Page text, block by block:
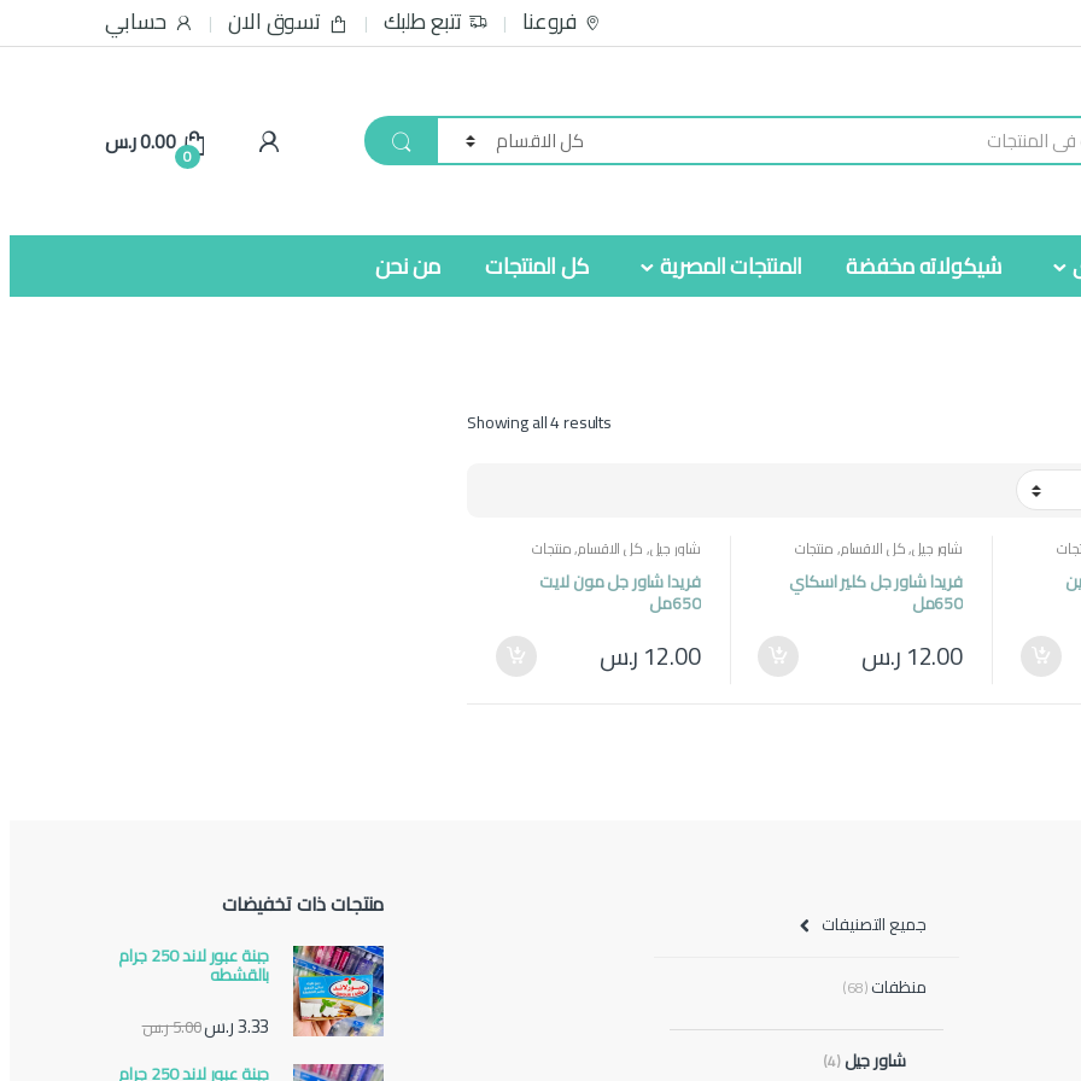
فروعنا تتبع طلبك تسوق الان حسابي
0
0.00ر.س
شيكولاته مخفضة المنتجات المصرية كل المنتجات من نحن
Showing all 4 results
شاور جيل,كل الاقسام,منتجات
مصرية,منظفات
فريدا شاور جل كلير اسكاي
650مل
12.00ر.س
شاور جيل,كل الاقسام,منتجات
مصرية,منظفات
فريدا شاور جل مون لايت
650مل
12.00ر.س
جميع التصنيفات
منظفات(68)
شاور جيل(4)
منتجات ذات تخفيضات
جبنة عبور لاند 250 جرام
بالقشطه
3.33ر.س5.00ر.س
جبنة عبور لاند 250 جرام